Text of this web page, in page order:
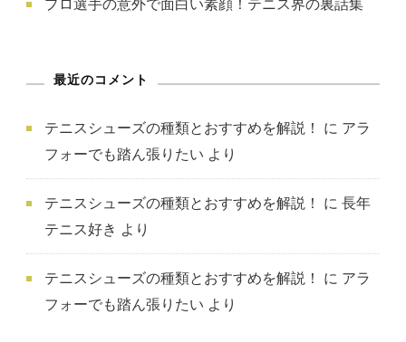
プロ選手の意外で面白い素顔！テニス界の裏話集
最近のコメント
テニスシューズの種類とおすすめを解説！ に アラ
フォーでも踏ん張りたい より
テニスシューズの種類とおすすめを解説！ に 長年
テニス好き より
テニスシューズの種類とおすすめを解説！ に アラ
フォーでも踏ん張りたい より